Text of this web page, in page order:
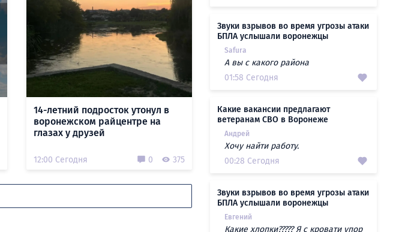
14-летний подросток утонул в
воронежском райцентре на
глазах у друзей
12:00 Сегодня 0 375
Звуки взрывов во время угрозы атаки
БПЛА услышали воронежцы
Safura
А вы с какого района
01:58 Сегодня
Какие вакансии предлагают
ветеранам СВО в Воронеже
Андрей
Хочу найти работу.
00:28 Сегодня
Звуки взрывов во время угрозы атаки
БПЛА услышали воронежцы
Евгений
Какие хлопки????? Я с кровати упор